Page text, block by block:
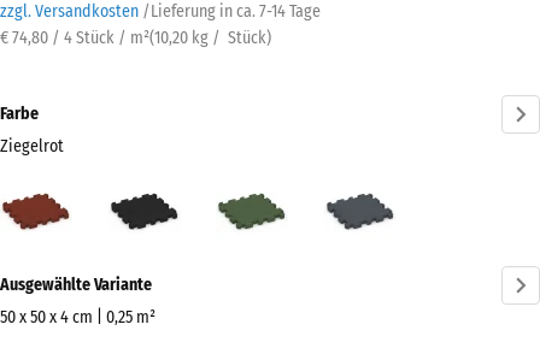
zzgl. Versandkosten /Lieferung in ca. 7-14 Tage
€ 74,80 / 4 Stück / m²(10,20 kg / Stück)
Farbe
Ziegelrot
(active)
Informationen
zu
Ausgewählte Variante
50 x 50 x 4 cm | 0,25 m²